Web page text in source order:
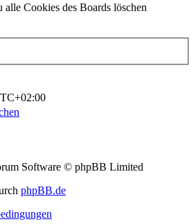
alle Cookies des Boards löschen
Software © phpBB Limited
phpBB.de